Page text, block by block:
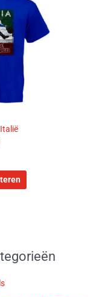
product
heeft
meerdere
variaties.